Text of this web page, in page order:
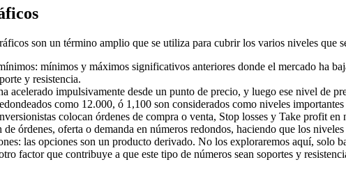
son un término amplio que se utiliza para cubrir los varios niveles que
mínimos y máximos significativos anteriores donde el mercado ha
y resistencia.
acelerado impulsivamente desde un punto de precio, y luego ese nivel de
como 12.000, ó 1,100 son considerados como niveles
colocan órdenes de compra o venta, Stop losses y Take profit
órdenes, oferta o demanda en números redondos, haciendo que los
las opciones son un producto derivado. No los exploraremos aquí, solo
factor que contribuye a que este tipo de números sean soportes y